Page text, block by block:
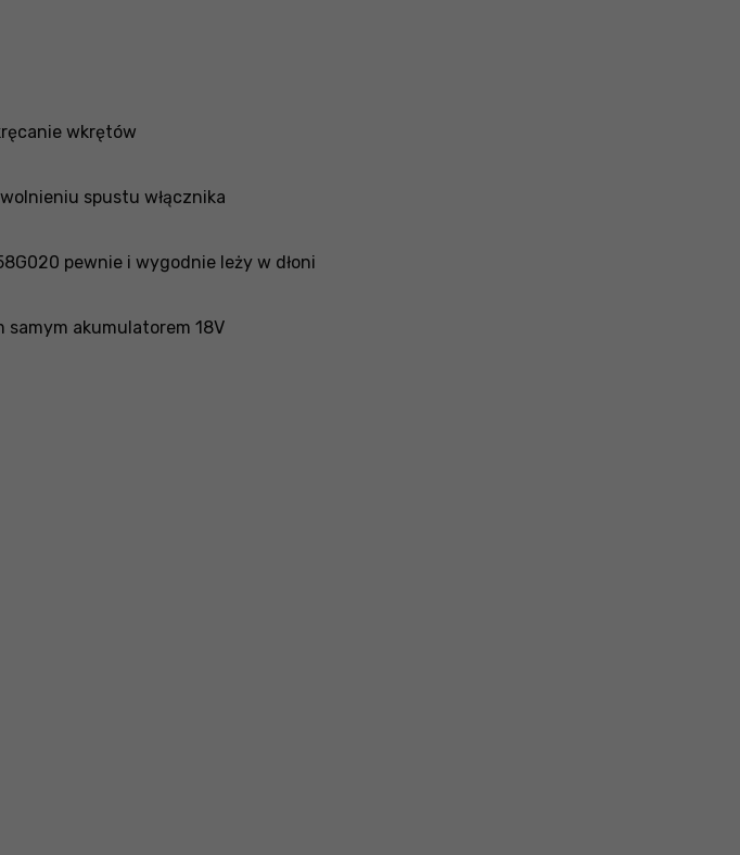
wkrętów
spustu włącznika
pewnie i wygodnie leży w dłoni
akumulatorem 18V